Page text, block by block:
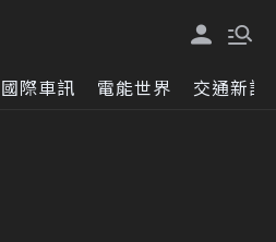
國際車訊 電能世界 交通新訊